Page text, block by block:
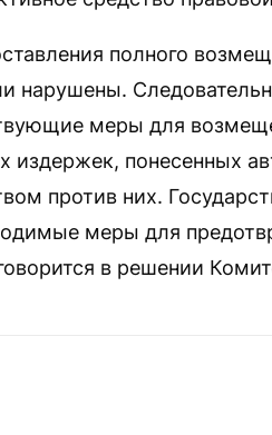
полного
нарушены.
меры для
понесенных
против них.
меры для
в решении